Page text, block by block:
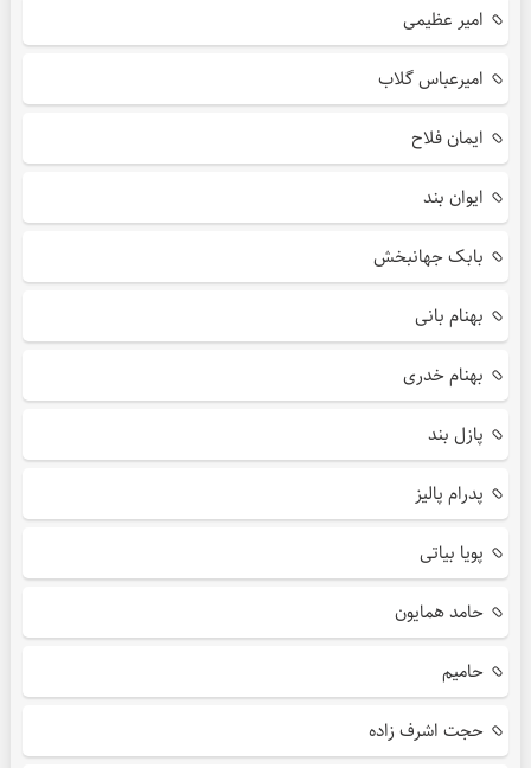
امیر عظیمی
امیرعباس گلاب
ایمان فلاح
ایوان بند
بابک جهانبخش
بهنام بانی
بهنام خدری
پازل بند
پدرام پالیز
پویا بیاتی
حامد همایون
حامیم
حجت اشرف زاده